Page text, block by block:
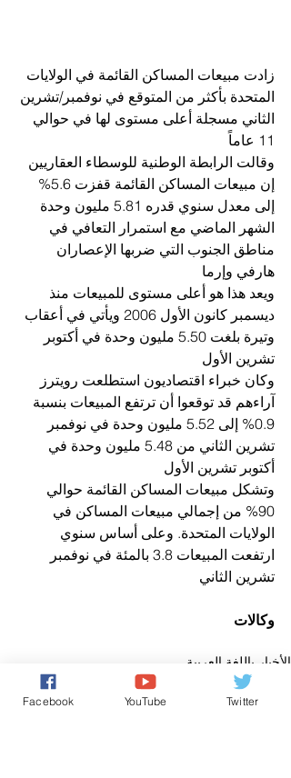
زادت مبيعات المساكن القائمة في الولايات
المتحدة بأكثر من المتوقع في نوفمبر/تشرين
الثاني مسجلة أعلى مستوى لها في حوالي
11 عاماً
وقالت الرابطة الوطنية للوسطاء العقاريين
إن مبيعات المساكن القائمة قفزت 5.6%
إلى معدل سنوي قدره 5.81 مليون وحدة
الشهر الماضي مع استمرار التعافي في
مناطق الجنوب التي ضربها الإعصاران
هارفي وإرما
ويعد هذا هو أعلى مستوى للمبيعات منذ
ديسمبر كانون الأول 2006 ويأتي في أعقاب
وتيرة بلغت 5.50 مليون وحدة في أكتوبر
تشرين الأول
وكان خبراء اقتصاديون استطلعت رويترز
آراءهم قد توقعوا أن ترتفع المبيعات بنسبة
0.9% إلى 5.52 مليون وحدة في نوفمبر
تشرين الثاني من 5.48 مليون وحدة في
أكتوبر تشرين الأول
وتشكل مبيعات المساكن القائمة حوالي
90% من إجمالي مبيعات المساكن في
الولايات المتحدة. وعلى أساس سنوي
ارتفعت المبيعات 3.8 بالمئة في نوفمبر
تشرين الثاني
وكالات
الأخبار باللغة العربية
Facebook YouTube Twitter